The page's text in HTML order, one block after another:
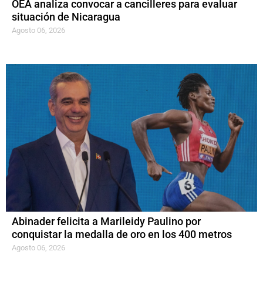
OEA analiza convocar a cancilleres para evaluar
situación de Nicaragua
Agosto 06, 2026
Abinader felicita a Marileidy Paulino por
conquistar la medalla de oro en los 400 metros
Agosto 06, 2026